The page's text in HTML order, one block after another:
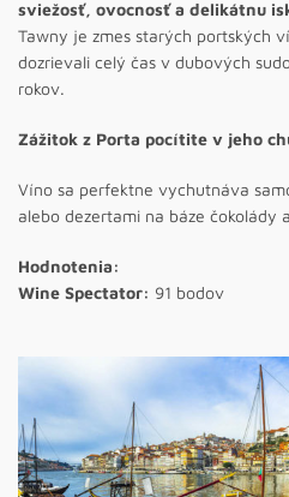
sviežosť, ovocnosť a delikátnu
Tawny je zmes starých portských
dozrievali celý čas v dubových
rokov.
Zážitok z Porta pocítite v jeho
Víno sa perfektne vychutnáva
alebo dezertami na báze čokolády
Hodnotenia:
Wine Spectator: 91 bodov